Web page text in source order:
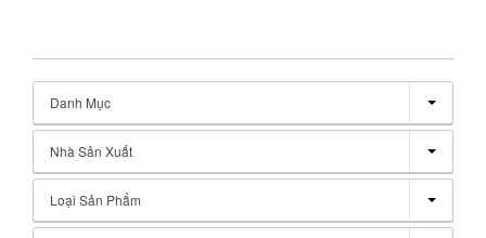
Danh Mục
Nhà Sản Xuất
Loại Sản Phẩm